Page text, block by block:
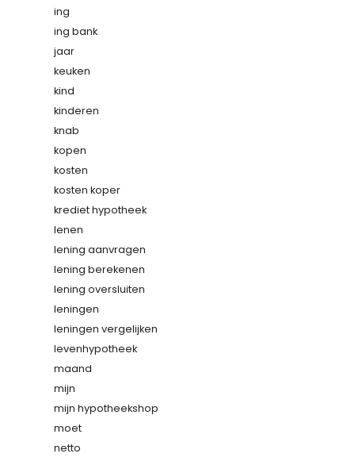
ing
ing bank
jaar
keuken
kind
kinderen
knab
kopen
kosten
kosten koper
krediet hypotheek
lenen
lening aanvragen
lening berekenen
lening oversluiten
leningen
leningen vergelijken
levenhypotheek
maand
mijn
mijn hypotheekshop
moet
netto